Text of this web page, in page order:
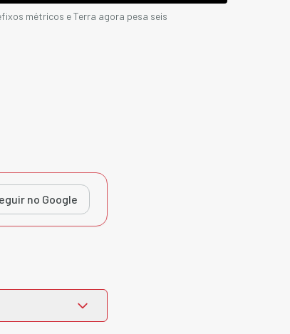
métricos e Terra agora pesa seis
no Google